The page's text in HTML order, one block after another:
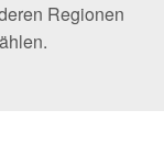
Regionen